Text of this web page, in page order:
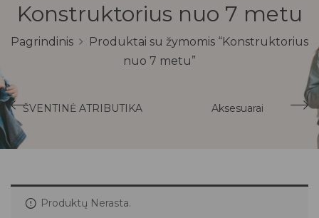
Konstruktorius nuo 7 metu
Pagrindinis
Produktai su žymomis “Konstruktorius
nuo 7 metu”
ŠVENTINĖ ATRIBUTIKA Aksesuarai
Produktų Nerasta.